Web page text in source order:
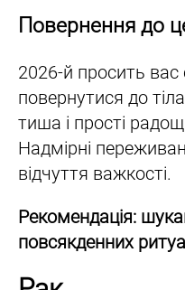
Повернення до
2026-й просить вас
повернутися до
тиша і прості
Надмірні
відчуття важкості.
Рекомендація:
повсякденних